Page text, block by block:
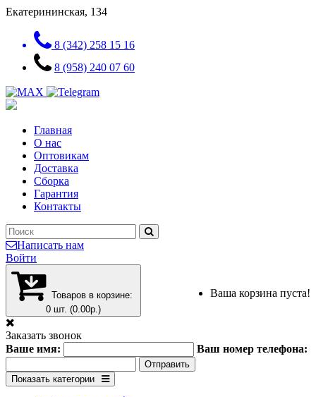
Екатерининская, 134
8 (342) 258 15 16
8 (958) 240 07 60
Главная
О нас
Оптовикам
Доставка
Сборка
Гарантия
Контакты
Написать нам
Войти
Товаров в корзине:
0 шт. (0.00р.)
Ваша корзина пуста!
Заказать звонок
Ваше имя:
Ваш номер телефона:
Показать категории